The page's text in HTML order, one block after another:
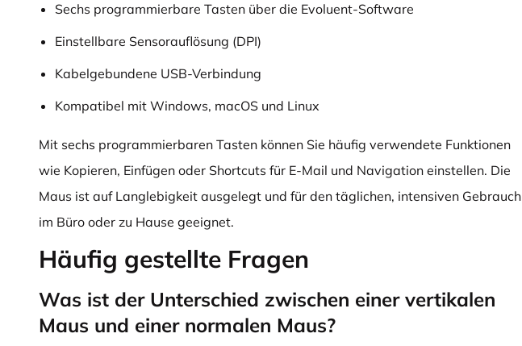
Sechs programmierbare Tasten über die Evoluent-Software
Einstellbare Sensorauflösung (DPI)
Kabelgebundene USB-Verbindung
Kompatibel mit Windows, macOS und Linux
Mit sechs programmierbaren Tasten können Sie häufig verwendete Funktionen
wie Kopieren, Einfügen oder Shortcuts für E-Mail und Navigation einstellen. Die
Maus ist auf Langlebigkeit ausgelegt und für den täglichen, intensiven Gebrauch
im Büro oder zu Hause geeignet.
Häufig gestellte Fragen
Was ist der Unterschied zwischen einer vertikalen
Maus und einer normalen Maus?